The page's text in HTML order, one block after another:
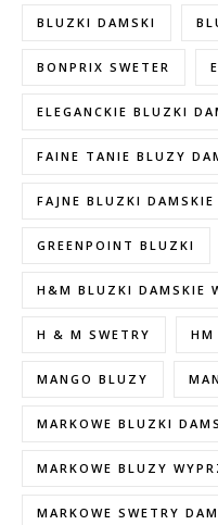
BLUZKI DAMSKI
BONPRIX SWETER
ELEGANCKIE BLUZKI
FAINE TANIE BLUZY
FAJNE BLUZKI DAMSKIE
GREENPOINT BLUZKI
H&M BLUZKI DAMSKIE
H & M SWETRY HM
MANGO BLUZY
MARKOWE BLUZKI
MARKOWE BLUZY
MARKOWE SWETRY